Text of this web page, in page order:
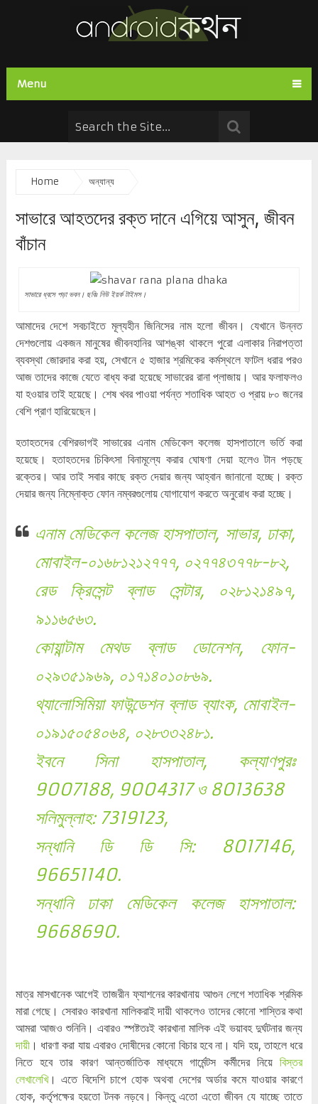
Menu
Home অন্যান্য
সাভারে আহতদের রক্ত দানে এগিয়ে আসুন, জীবন
বাঁচান
সাভারে ধ্বসে পড়া ভবন। ছবিঃ নিউ ইয়র্ক টাইমস।
আমাদের দেশে সবচাইতে মূল্যহীন জিনিসের নাম হলো জীবন। যেখানে উন্নত
দেশগুলোয় একজন মানুষের জীবনহানির আশঙ্কা থাকলে পুরো এলাকার নিরাপত্তা
ব্যবস্থা জোরদার করা হয়, সেখানে ৫ হাজার শ্রমিকের কর্মস্থলে ফাটল ধরার পরও
আজ তাদের কাজে যেতে বাধ্য করা হয়েছে সাভারের রানা প্লাজায়। আর ফলাফলও
যা হওয়ার তাই হয়েছে। শেষ খবর পাওয়া পর্যন্ত শতাধিক আহত ও প্রায় ৮০ জনের
বেশি প্রাণ হারিয়েছেন।
হতাহতদের বেশিরভাগই সাভারের এনাম মেডিকেল কলেজ হাসপাতালে ভর্তি করা
হয়েছে। হতাহতদের চিকিৎসা বিনামূল্যে করার ঘোষণা দেয়া হলেও টান পড়ছে
রক্তের। আর তাই সবার কাছে রক্ত দেয়ার জন্য আহ্বান জানানো হচ্ছে। রক্ত
দেয়ার জন্য নিম্নোক্ত ফোন নম্বরগুলোয় যোগাযোগ করতে অনুরোধ করা হচ্ছে।
এনাম মেডিকেল কলেজ হাসপাতাল, সাভার, ঢাকা,
মোবাইল-০১৬৮১২১২৭৭৭, ০২৭৭৪৩৭৭৮-৮২,
রেড ক্রিসেন্ট ব্লাড সেন্টার, ০২৮১২১৪৯৭,
৯১১৬৫৬৩.
কোয়ান্টাম মেথড ব্লাড ডোনেশন, ফোন-
০২৯৩৫১৯৬৯, ০১৭১৪০১০৮৬৯.
থ্যালোসিমিয়া ফাউন্ডেশন ব্লাড ব্যাংক, মোবাইল-
০১৯১৫০৫৪০৬৪, ০২৮৩৩২৪৮১.
ইবনে সিনা হাসপাতাল, কল্যাণপুরঃ
9007188, 9004317 ও 8013638
সলিমুল্লাহ: 7319123,
সন্ধানি ডি ডি সি: 8017146,
96651140.
সন্ধানি ঢাকা মেডিকেল কলেজ হাসপাতাল:
9668690.
মাত্র মাসখানেক আগেই তাজরীন ফ্যাশনের কারখানায় আগুন লেগে শতাধিক শ্রমিক
মারা গেছে। সেবারও কারখানা মালিকরাই দায়ী থাকলেও তাদের কোনো শাস্তির কথা
আমরা আজও শুনিনি। এবারও স্পষ্টতঃই কারখানা মালিক এই ভয়াবহ দুর্ঘটনার জন্য
দায়ী। ধারণা করা যায় এবারও দোষীদের কোনো বিচার হবে না। যদি হয়, তাহলে ধরে
নিতে হবে তার কারণ আন্তর্জাতিক মাধ্যমে গার্মেন্টস কর্মীদের নিয়েবিস্তর
লেখালেখি। এতে বিদেশি চাপে হোক অথবা দেশের অর্ডার কমে যাওয়ার কারণে
হোক, কর্তৃপক্ষের হয়তো টনক নড়বে। কিন্তু এতো এতো জীবন যে যাচ্ছে তাতে